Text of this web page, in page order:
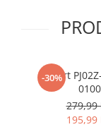
-30%
T-Shirt
0100
279,99
195,99